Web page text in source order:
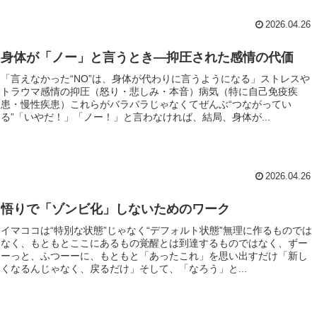
2026.04.26
身体が「ノー」と言うとき―抑圧された感情の代価
「言えなかった“NO”は、身体が代わりに言うようになる」ストレスや
トラウマ感情の抑圧（怒り・悲しみ・本音）病気（特に自己免疫疾
患・慢性疾患）これらがバラバラじゃなくてぜんぶ“つながってい
る”「いやだ！」「ノー！」と言わなければ、結局、身体が...
2026.04.26
悟りで「ゾンビ化」しないためのワーク
イマココは“特別な状態”じゃなく“デフォルト状態”無理に作るものでは
なく、もともとここにあるもの覚醒とは到達するものではなく、ずー
ーっと、ふつーーに、もともと「あったこれ」を思い出すだけ「新し
くなるんじゃなく、戻るだけ」そして、「なろう」と...